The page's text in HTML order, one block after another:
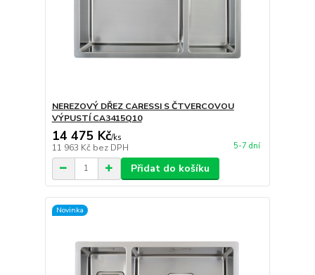
NEREZOVÝ DŘEZ CARESSI S ČTVERCOVOU
VÝPUSTÍ CA3415Q10
14 475 Kč/ks
11 963 Kč bez DPH 5-7 dní
Přidat do košíku
Novinka